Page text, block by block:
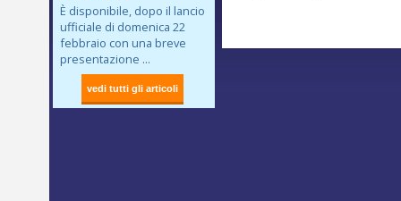
È disponibile, dopo il lancio
ufficiale di domenica 22
febbraio con una breve
presentazione ...